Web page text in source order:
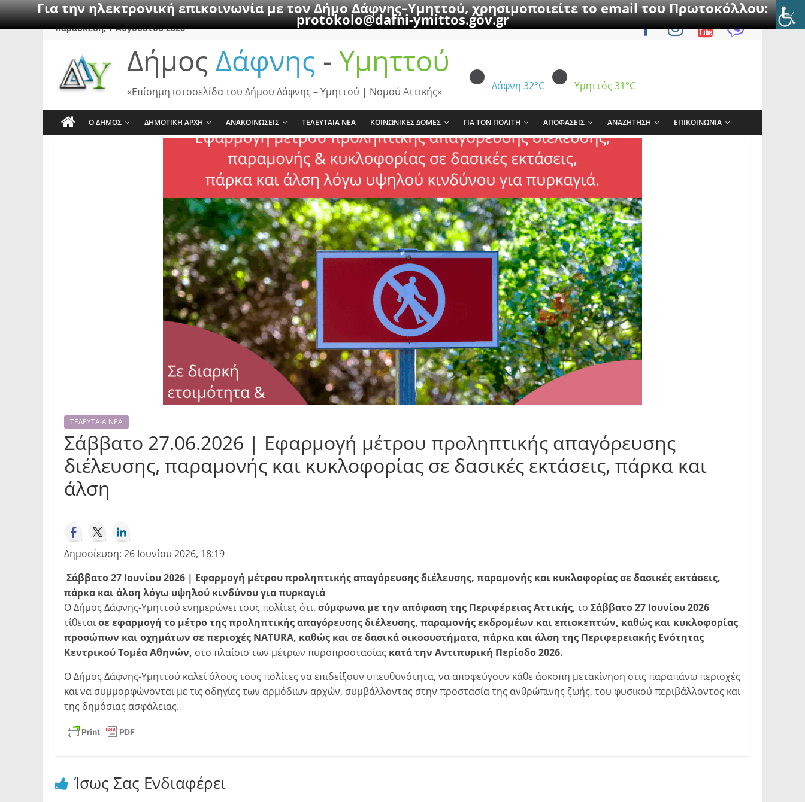
Για την ηλεκτρονική επικοινωνία με τον Δήμο Δάφνης–Υμηττού, χρησιμοποιείτε το email του Πρωτοκόλλου:
protokolo@dafni-ymittos.gov.gr
SkipΠαρασκευή, 7 Αυγούστου 2026
Δήμος Δάφνης - Υμηττού
Δάφνη 32°C Υμηττός 31°C
«Επίσημη ιστοσελίδα του Δήμου Δάφνης – Υμηττού | Νομού Αττικής»
Ο ΔΗΜΟΣ ΔΗΜΟΤΙΚΗ ΑΡΧΗ ΑΝΑΚΟΙΝΩΣΕΙΣ ΤΕΛΕΥΤΑΙΑ ΝΕΑ ΚΟΙΝΩΝΙΚΕΣ ΔΟΜΕΣ ΓΙΑ ΤΟΝ ΠΟΛΙΤΗ ΑΠΟΦΑΣΕΙΣ ΑΝΑΖΗΤΗΣΗ ΕΠΙΚΟΙΝΩΝΙΑ
ΤΕΛΕΥΤΑΙΑ ΝΕΑ
Σάββατο 27.06.2026 | Εφαρμογή μέτρου προληπτικής απαγόρευσης
διέλευσης, παραμονής και κυκλοφορίας σε δασικές εκτάσεις, πάρκα και
άλση
Δημοσίευση: 26 Ιουνίου 2026, 18:19
Σάββατο 27 Ιουνίου 2026 | Εφαρμογή μέτρου προληπτικής απαγόρευσης διέλευσης, παραμονής και κυκλοφορίας σε δασικές εκτάσεις,
πάρκα και άλση λόγω υψηλού κινδύνου για πυρκαγιά
Ο Δήμος Δάφνης-Υμηττού ενημερώνει τους πολίτες ότι, σύμφωνα με την απόφαση της Περιφέρειας Αττικής, το Σάββατο 27 Ιουνίου 2026
τίθεταισε εφαρμογή το μέτρο της προληπτικής απαγόρευσης διέλευσης, παραμονής εκδρομέων και επισκεπτών, καθώς και κυκλοφορίας
προσώπων και οχημάτων σε περιοχές NATURA, καθώς και σε δασικά οικοσυστήματα, πάρκα και άλση της Περιφερειακής Ενότητας
Κεντρικού Τομέα Αθηνών, στο πλαίσιο των μέτρων πυροπροστασίας κατά την Αντιπυρική Περίοδο 2026.
Ο Δήμος Δάφνης-Υμηττού καλεί όλους τους πολίτες να επιδείξουν υπευθυνότητα, να αποφεύγουν κάθε άσκοπη μετακίνηση στις παραπάνω περιοχές
και να συμμορφώνονται με τις οδηγίες των αρμόδιων αρχών, συμβάλλοντας στην προστασία της ανθρώπινης ζωής, του φυσικού περιβάλλοντος και
της δημόσιας ασφάλειας.
Ίσως Σας Ενδιαφέρει